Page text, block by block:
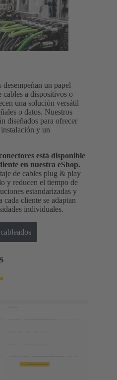
desempeñan un papel
a dispositivos o
una solución versátil
o datos. Nuestros
diseñados para ofrecer
y un
está disponible
en nuestra eShop.
de cables plug & play
y reducen el tiempo de
estandarizadas y
cada cliente se adaptan
individuales.